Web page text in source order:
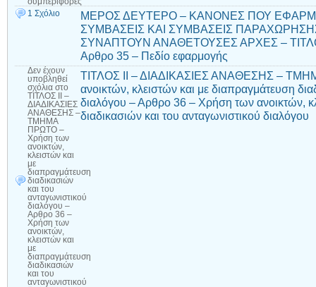
1 Σχόλιο
ΜΕΡΟΣ ΔΕΥΤΕΡΟ – ΚΑΝΟΝΕΣ ΠΟΥ
ΣΥΜΒΑΣΕΙΣ ΚΑΙ ΣΥΜΒΑΣΕΙΣ
ΣΥΝΑΠΤΟΥΝ ΑΝΑΘΕΤΟΥΣΕΣ ΑΡΧΕΣ –
Αρθρο 35 – Πεδίο εφαρμογής
Δεν έχουν
υποβληθεί
σχόλια στο
ΤΙΤΛΟΣ ΙΙ –
ΔΙΑΔΙΚΑΣΙΕΣ
ΑΝΑΘΕΣΗΣ –
ΤΜΗΜΑ
ΠΡΩΤΟ –
Χρήση των
ανοικτών,
κλειστών και
με
διαπραγμάτευση
διαδικασιών
και του
ανταγωνιστικού
διαλόγου –
Αρθρο 36 –
Χρήση των
ανοικτών,
κλειστών και
με
διαπραγμάτευση
διαδικασιών
και του
ανταγωνιστικού
ΤΙΤΛΟΣ ΙΙ – ΔΙΑΔΙΚΑΣΙΕΣ ΑΝΑΘΕΣΗΣ –
ανοικτών, κλειστών και με διαπραγμάτευση
διαλόγου – Αρθρο 36 – Χρήση των ανοικτών,
διαδικασιών και του ανταγωνιστικού διαλόγου